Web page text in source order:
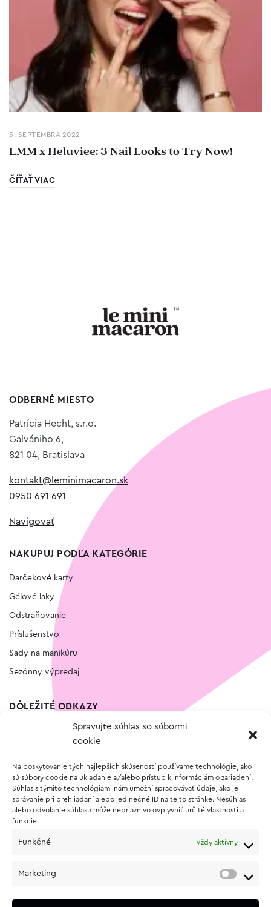
Spravujte súhlas so súbormi
cookie
Na poskytovanie tých najlepších skúseností používame technológie, ako
sú súbory cookie na ukladanie a/alebo prístup k informáciám o zariadení.
Súhlas s týmito technológiami nám umožní spracovávať údaje, ako je
správanie pri prehliadaní alebo jedinečné ID na tejto stránke. Nesúhlas
alebo odvolanie súhlasu môže nepriaznivo ovplyvniť určité vlastnosti a
funkcie.
Funkčné Vždy aktívny
Marketing
5. SEPTEMBRA 2022
LMM x Heluviee: 3 Nail Looks to Try Now!
ČÍŤAŤ VIAC
ODBERNÉ MIESTO
Patrícia Hecht, s.r.o.
Galvániho 6,
821 04, Bratislava
kontakt@leminimacaron.sk
0950 691 691
Navigovať
NAKUPUJ PODĽA KATEGÓRIE
Darčekové karty
Gélové laky
Odstraňovanie
Príslušenstvo
Sady na manikúru
Sezónny výpredaj
DÔLEŽITÉ ODKAZY
Vernostný program
O NÁKUPE
Vrátenie a reklamácia tovaru